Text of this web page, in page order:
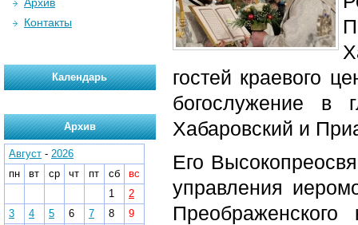
гостей краевого
богослужение в
Хабаровский и
Его
управления
Контакты
Календарь
Архив
Август - 2026
пн
вт ср чт пт сб
вс
1
2
3
4 5 6 7 8
9